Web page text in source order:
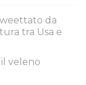
da
tra Usa e
veleno